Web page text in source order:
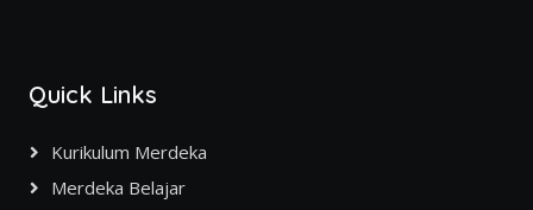
Quick Links
Kurikulum Merdeka
Merdeka Belajar